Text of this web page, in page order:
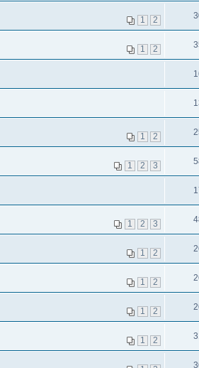
1 2
1 2
1 2
1 2 3
1 2 3
1 2
1 2
1 2
1 2